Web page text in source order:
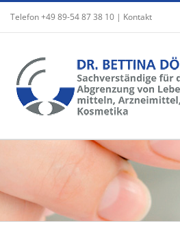
Telefon +49 89-54 87 38 10 | Kontakt